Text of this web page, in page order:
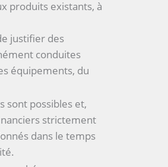
produits existants, à
justifier des
conduites
équipements, du
sont possibles et,
strictement
dans le temps